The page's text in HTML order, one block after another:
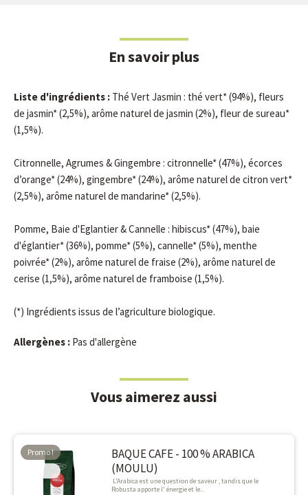
En savoir plus
Liste d'ingrédients : Thé Vert Jasmin : thé vert* (94%), fleurs
de jasmin* (2,5%), arôme naturel de jasmin (2%), fleur de sureau*
(1,5%).
Citronnelle, Agrumes & Gingembre : citronnelle* (47%), écorces
d’orange* (24%), gingembre* (24%), arôme naturel de citron vert*
(2,5%), arôme naturel de mandarine* (2,5%).
Pomme, Baie d'Eglantier & Cannelle : hibiscus* (47%), baie
d'églantier* (36%), pomme* (5%), cannelle* (5%), menthe
poivrée* (2%), arôme naturel de fraise (2%), arôme naturel de
cerise (1,5%), arôme naturel de framboise (1,5%).
(*) Ingrédients issus de l’agriculture biologique.
Allergènes : Pas d'allergène
Vous aimerez aussi
BAQUE CAFE - 100 % ARABICA
(MOULU)
L'Arabica est une question de saveur , tandis que le
Robusta apporte l' énergie et le...
Promo !